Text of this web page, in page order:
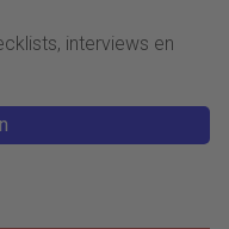
interviews en